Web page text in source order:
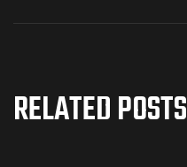
RELATED POSTS